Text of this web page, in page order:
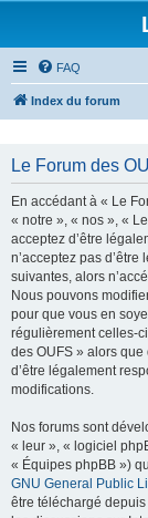
FAQ
Index du forum
Le Forum des
En accédant à « Le
« notre », « nos », «
acceptez d’être
n’acceptez pas
suivantes, alors
Nous pouvons
pour que vous en
régulièrement celles-
des OUFS » alors
d’être légalement
modifications.
Nos forums sont
« leur », « logiciel
« Équipes phpBB »)
GNU General Public
être téléchargé depuis